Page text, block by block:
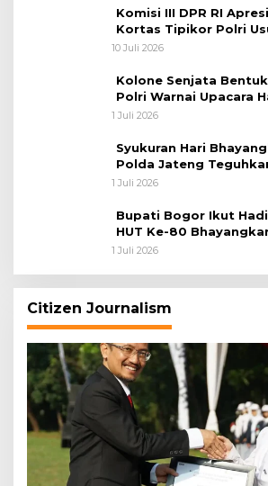
Komisi III DPR RI
Kortas Tipikor Polri
Korupsi Batu Bara
10 Juli 2026
Kolone Senjata
Polri Warnai Upacara
ke-80
1 Juli 2026
Syukuran Hari
Polda Jateng
Pengabdian dan
1 Juli 2026
Bupati Bogor Ikut
HUT Ke-80
dan Pemkab Bogor
1 Juli 2026
Citizen Journalism